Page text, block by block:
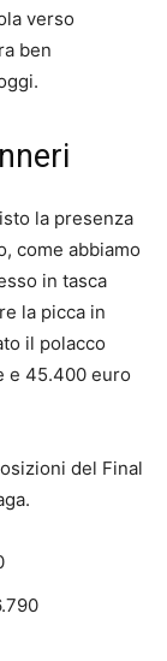
verso
ben
la presenza
come abbiamo
in tasca
la picca in
il polacco
e 45.400 euro
del Final